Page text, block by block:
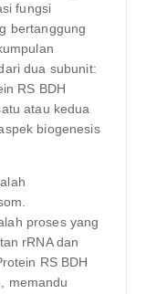
fungsi
bertanggung
dua subunit:
RS BDH
atau kedua
biogenesis
proses yang
rRNA dan
RS BDH
memandu